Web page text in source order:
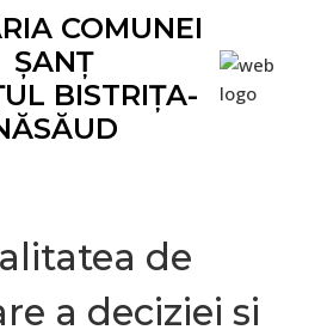
COMUNEI
ȘANȚ
BISTRIȚA-
de
a deciziei si